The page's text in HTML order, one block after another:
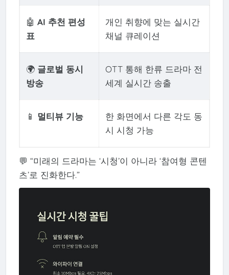
🤖 AI 추천 편성
표
개인 취향에 맞는 실시간
채널 큐레이션
🌍 글로벌 동시
방송
OTT 통해 한류 드라마 전
세계 실시간 송출
📱 멀티뷰 기능
한 화면에서 다른 각도 동
시 시청 가능
💬 “미래의 드라마는 ‘시청’이 아니라 ‘참여형 콘텐
츠’로 진화한다.”